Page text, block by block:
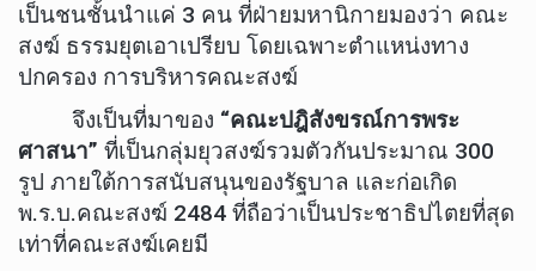
เป็นชนชั้นนำแค่ 3 คน ที่ฝ่ายมหานิกายมองว่า คณะ
สงฆ์ ธรรมยุตเอาเปรียบ โดยเฉพาะตำแหน่งทาง
ปกครอง การบริหารคณะสงฆ์
จึงเป็นที่มาของ “คณะปฎิสังขรณ์การพระ
ศาสนา” ที่เป็นกลุ่มยุวสงฆ์รวมตัวกันประมาณ 300
รูป ภายใต้การสนับสนุนของรัฐบาล และก่อเกิด
พ.ร.บ.คณะสงฆ์ 2484 ที่ถือว่าเป็นประชาธิปไตยที่สุด
เท่าที่คณะสงฆ์เคยมี